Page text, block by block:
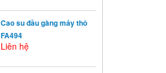
Cao su đầu gàng máy thô
FA494
Liên hệ